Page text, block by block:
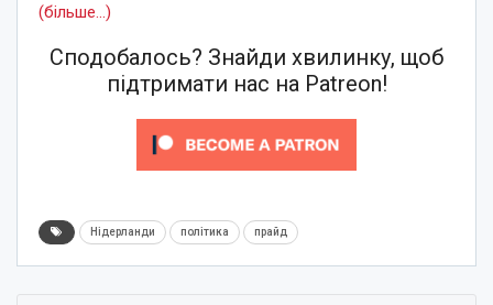
(більше…)
Сподобалось? Знайди хвилинку, щоб
підтримати нас на Patreon!
Нідерланди політика прайд